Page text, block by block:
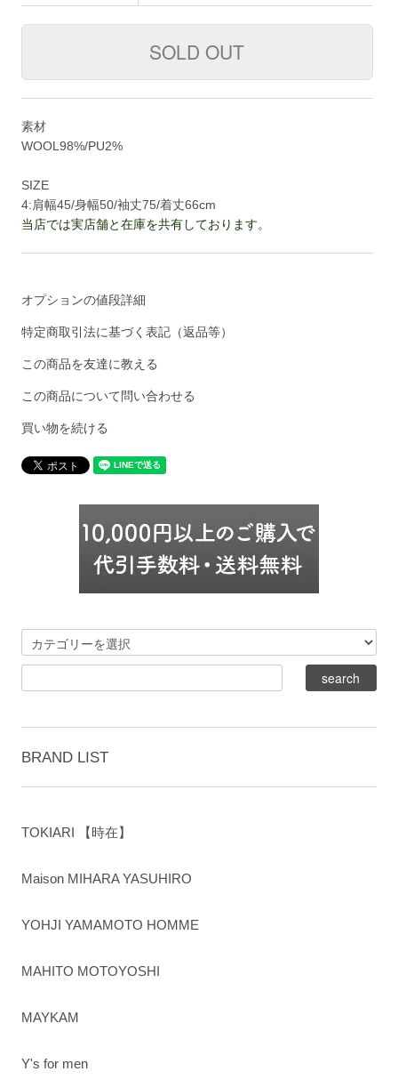
素材
WOOL98%/PU2%
SIZE
4:肩幅45/身幅50/袖丈75/着丈66cm
当店では実店舗と在庫を共有しております。
オプションの値段詳細
特定商取引法に基づく表記（返品等）
この商品を友達に教える
この商品について問い合わせる
買い物を続ける
BRAND LIST
TOKIARI 【時在】
Maison MIHARA YASUHIRO
YOHJI YAMAMOTO HOMME
MAHITO MOTOYOSHI
MAYKAM
Y's for men